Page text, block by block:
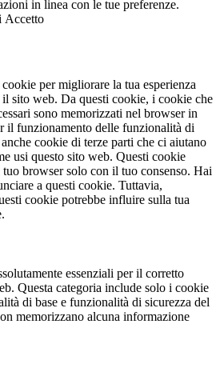
in linea con le tue preferenze.
Accetto
per migliorare la tua esperienza
sito web. Da questi cookie, i cookie che
sono memorizzati nel browser in
il funzionamento delle funzionalità di
cookie di terze parti che ci aiutano
usi questo sito web. Questi cookie
browser solo con il tuo consenso. Hai
a questi cookie. Tuttavia,
cookie potrebbe influire sulla tua
essenziali per il corretto
Questa categoria include solo i cookie
di base e funzionalità di sicurezza del
memorizzano alcuna informazione